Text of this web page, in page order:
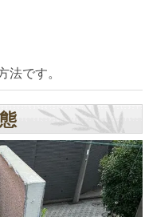
法です。